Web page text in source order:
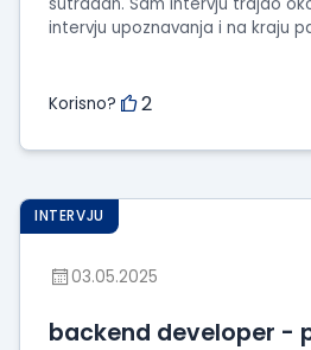
intervju upoznavanja i na kraju
Korisno? 2
INTERVJU
03.05.2025
backend developer -